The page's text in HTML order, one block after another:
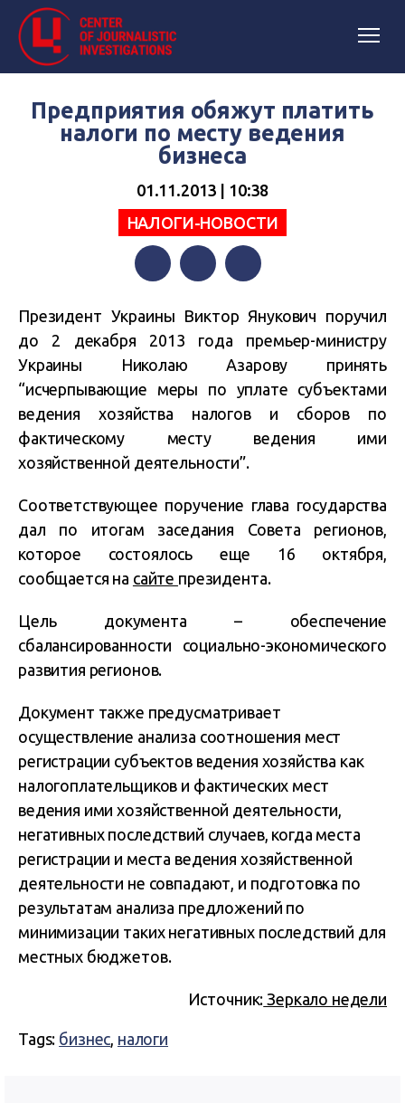
Предприятия обяжут платить
налоги по месту ведения
бизнеса
01.11.2013 | 10:38
НАЛОГИ-НОВОСТИ
Президент Украины Виктор Янукович поручил
до 2 декабря 2013 года премьер-министру
Украины Николаю Азарову принять
“исчерпывающие меры по уплате субъектами
ведения хозяйства налогов и сборов по
фактическому месту ведения ими
хозяйственной деятельности”.
Соответствующее поручение глава государства
дал по итогам заседания Совета регионов,
которое состоялось еще 16 октября,
сообщается на сайте президента.
Цель документа – обеспечение
сбалансированности социально-экономического
развития регионов.
Документ также предусматривает
осуществление анализа соотношения мест
регистрации субъектов ведения хозяйства как
налогоплательщиков и фактических мест
ведения ими хозяйственной деятельности,
негативных последствий случаев, когда места
регистрации и места ведения хозяйственной
деятельности не совпадают, и подготовка по
результатам анализа предложений по
минимизации таких негативных последствий для
местных бюджетов.
Источник: Зеркало недели
Tags: бизнес, налоги